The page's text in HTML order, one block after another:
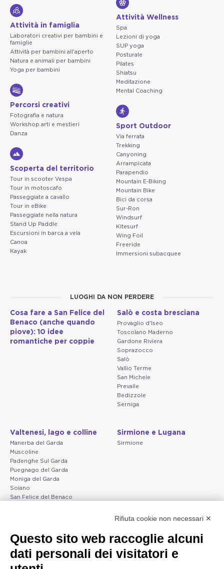
Attività in famiglia
Laboratori creativi per bambini e
famiglie
Attività per bambini all'aperto
Natura e animali per bambini
Yoga per bambini
Percorsi creativi
Fotografia e natura
Workshop arti e mestieri
Danza
Scoperta del territorio
Tour in scooter Vespa
Tour in motoscafo
Passeggiate a cavallo
Tour in eBike
Passeggiate nella natura
Stand Up Paddle
Escursioni in barca a vela
Canoa
Kayak
Attività Wellness
Spa
Lezioni di yoga
SUP yoga
Posturale
Pilates
Shiatsu
Meditazione
Mental Coaching
Sport Outdoor
Via ferrata
Trekking
Canyoning
Arrampicata
Parapendio
Mountain E-Biking
Mountain Bike
Bici da corsa
Sur-Ron
Windsurf
Kitesurf
Wing Foil
Freeride
Immersioni subacquee
LUOGHI DA NON PERDERE
Cosa fare a San Felice del
Benaco (anche quando
piove): 10 idee
romantiche per coppie
Salò e costa bresciana
Provaglio d'Iseo
Toscolano Maderno
Gardone Riviera
Soprazocco
Salò
Vallio Terme
San Michele
Prevalle
Bedizzole
Serniga
Valtenesi, lago e colline
Manerba del Garda
Muscoline
Padenghe Sul Garda
Puegnago del Garda
Moniga del Garda
Soiano
San Felice del Benaco
Sirmione e Lugana
Sirmione
Peschiera e la costa
veneta
Lazise
Gargnano e l'Alto Garda
Gargnano
Arco
Rifiuta cookie non necessari ✕
Questo sito web raccoglie alcuni
dati personali dei visitatori e